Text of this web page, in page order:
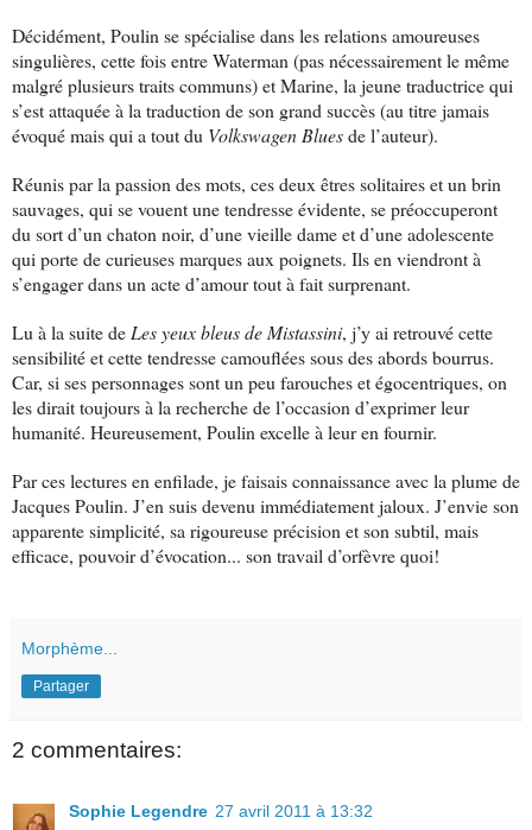
Décidément, Poulin se spécialise dans les relations amoureuses
singulières, cette fois entre Waterman (pas nécessairement le même
malgré plusieurs traits communs) et Marine, la jeune traductrice qui
s’est attaquée à la traduction de son grand succès (au titre jamais
évoqué mais qui a tout du Volkswagen Bluesde l’auteur).
Réunis par la passion des mots, ces deux êtres solitaires et un brin
sauvages, qui se vouent une tendresse évidente, se préoccuperont
du sort d’un chaton noir, d’une vieille dame et d’une adolescente
qui porte de curieuses marques aux poignets. Ils en viendront à
s’engager dans un acte d’amour tout à fait surprenant.
Lu à la suite de Les yeux bleus de Mistassini, j’y ai retrouvé cette
sensibilité et cette tendresse camouflées sous des abords bourrus.
Car, si ses personnages sont un peu farouches et égocentriques, on
les dirait toujours à la recherche de l’occasion d’exprimer leur
humanité. Heureusement, Poulin excelle à leur en fournir.
Par ces lectures en enfilade, je faisais connaissance avec la plume de
Jacques Poulin. J’en suis devenu immédiatement jaloux. J’envie son
apparente simplicité, sa rigoureuse précision et son subtil, mais
efficace, pouvoir d’évocation... son travail d’orfèvre quoi!
Morphème...
Partager
2 commentaires:
Sophie Legendre 27 avril 2011 à 13:32